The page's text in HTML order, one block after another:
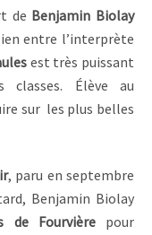
de Benjamin Biolay
entre l’interprète
est très puissant
Élève au
sur les plus belles
, paru en septembre
Benjamin Biolay
de Fourvièrepour